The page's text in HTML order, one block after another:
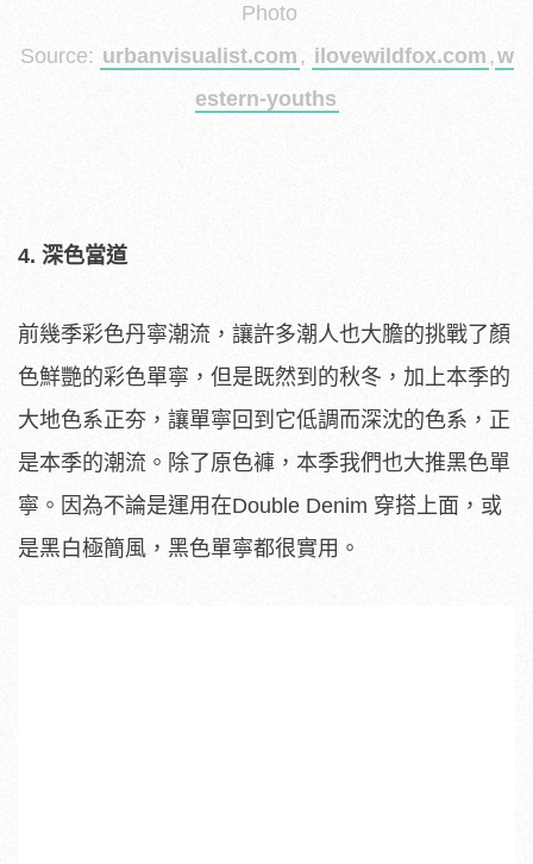
Photo
Source: urbanvisualist.com , ilovewildfox.com ,w
estern-youths
4. 深色當道
前幾季彩色丹寧潮流，讓許多潮人也大膽的挑戰了顏
色鮮艷的彩色單寧，但是既然到的秋冬，加上本季的
大地色系正夯，讓單寧回到它低調而深沈的色系，正
是本季的潮流。除了原色褲，本季我們也大推黑色單
寧。因為不論是運用在Double Denim 穿搭上面，或
是黑白極簡風，黑色單寧都很實用。